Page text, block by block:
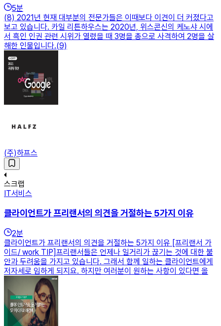
5분
(8) 2021년 현재 대부분의 전문가들은 이때보다 이견이 더 커졌다고
보고 있습니다. 카일 리튼하우스는 2020년, 위스콘신의 케노샤 시에
서 흑인 인권 관련 시위가 열렸을 때 3명을 총으로 사격하여 2명을 살
해한 인물입니다.(9)
(주)하프스
스크랩
IT서비스
클라이언트가 프리랜서의 의견을 거절하는 5가지 이유
2분
클라이언트가 프리랜서의 의견을 거절하는 5가지 이유 [프리랜서 가
이드/ work TIP]프리랜서들은 언제나 일거리가 끊기는 것에 대한 불
안과 두려움을 가지고 있습니다. 그래서 함께 일하는 클라이언트에게
저자세로 임하게 되지요. 하지만 여러분이 원하는 사항이 있다면 올